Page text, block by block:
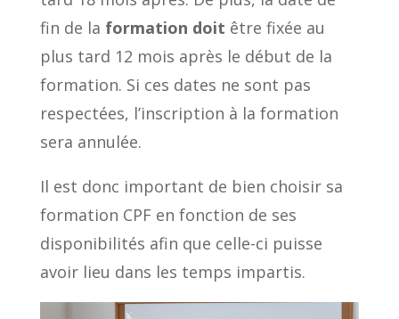
fin de la formation doit être fixée au
plus tard 12 mois après le début de la
formation. Si ces dates ne sont pas
respectées, l’inscription à la formation
sera annulée.
Il est donc important de bien choisir sa
formation CPF en fonction de ses
disponibilités afin que celle-ci puisse
avoir lieu dans les temps impartis.